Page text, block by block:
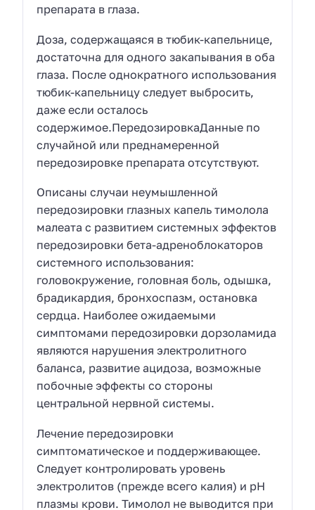
препарата в глаза.
Доза, содержащаяся в тюбик-капельнице,
достаточна для одного закапывания в оба
глаза. После однократного использования
тюбик-капельницу следует выбросить,
даже если осталось
содержимое.ПередозировкаДанные по
случайной или преднамеренной
передозировке препарата отсутствуют.
Описаны случаи неумышленной
передозировки глазных капель тимолола
малеата с развитием системных эффектов
передозировки бета-адреноблокаторов
системного использования:
головокружение, головная боль, одышка,
брадикардия, бронхоспазм, остановка
сердца. Наиболее ожидаемыми
симптомами передозировки дорзоламида
являются нарушения электролитного
баланса, развитие ацидоза, возможные
побочные эффекты со стороны
центральной нервной системы.
Лечение передозировки
симптоматическое и поддерживающее.
Следует контролировать уровень
электролитов (прежде всего калия) и pH
плазмы крови. Тимолол не выводится при